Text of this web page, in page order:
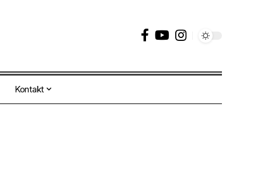
Kontakt